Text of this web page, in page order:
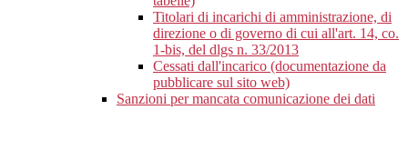
Titolari di incarichi di amministrazione, di
direzione o di governo di cui all'art. 14, co.
1-bis, del dlgs n. 33/2013
Cessati dall'incarico (documentazione da
pubblicare sul sito web)
Sanzioni per mancata comunicazione dei dati